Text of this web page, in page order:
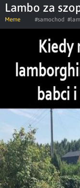
Lambo za
Meme #samochod